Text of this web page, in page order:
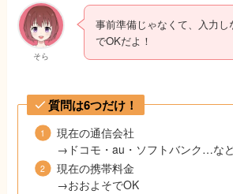
そら
事前準備じゃなくて、入力し
でOKだよ！
質問は6つだけ！
現在の通信会社
→ドコモ・au・ソフトバンク…な
現在の携帯料金
→おおよそでOK